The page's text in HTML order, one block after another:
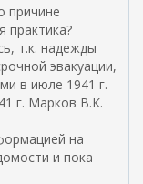
причине
практика?
т.к. надежды
эвакуации,
в июле 1941 г.
г. Марков В.К.
на
и пока